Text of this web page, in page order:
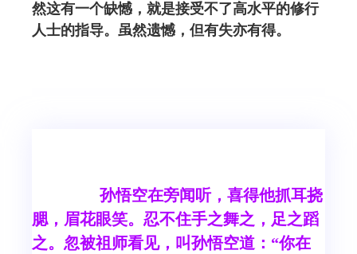
然这有一个缺憾，就是接受不了高水平的修行
人士的指导。虽然遗憾，但有失亦有得。
孙悟空在旁闻听，喜得他抓耳挠
腮，眉花眼笑。忍不住手之舞之，足之蹈
之。忽被祖师看见，叫孙悟空道：“你在